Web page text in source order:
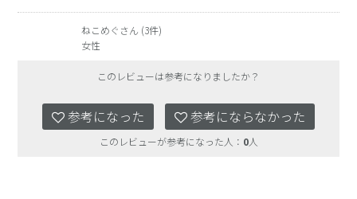
ねこめぐさん (3件)
女性
このレビューは参考になりましたか？
参考になった 参考にならなかった
このレビューが参考になった人： 0人